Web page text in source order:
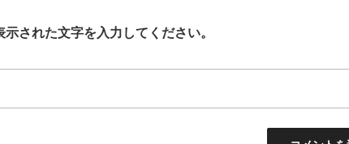
示された文字を入力してください。